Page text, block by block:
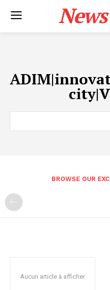
BROWSE OUR
Aucun article à afficher